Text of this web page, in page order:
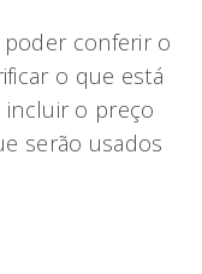
conferir o
o que está
incluir o preço
serão usados